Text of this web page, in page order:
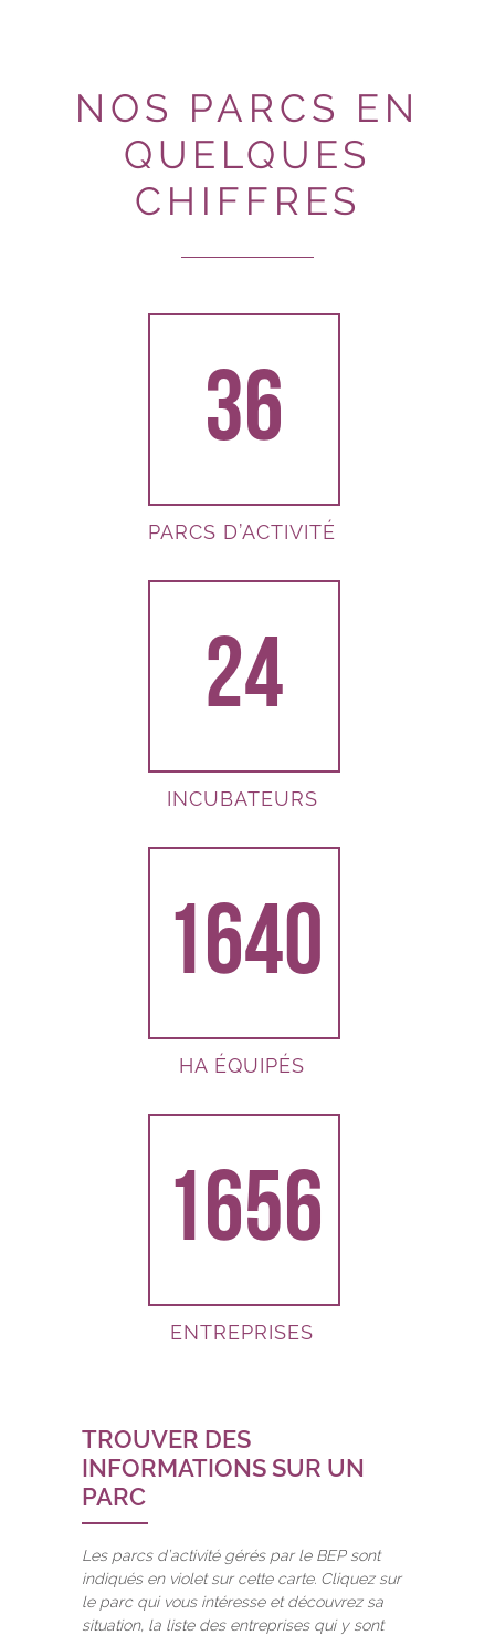
NOS PARCS EN
QUELQUES
CHIFFRES
36
PARCS D’ACTIVITÉ
24
INCUBATEURS
1640
HA ÉQUIPÉS
1656
ENTREPRISES
TROUVER DES
INFORMATIONS SUR UN
PARC
Les parcs d’activité gérés par le BEP sont
indiqués en violet sur cette carte. Cliquez sur
le parc qui vous intéresse et découvrez sa
situation, la liste des entreprises qui y sont